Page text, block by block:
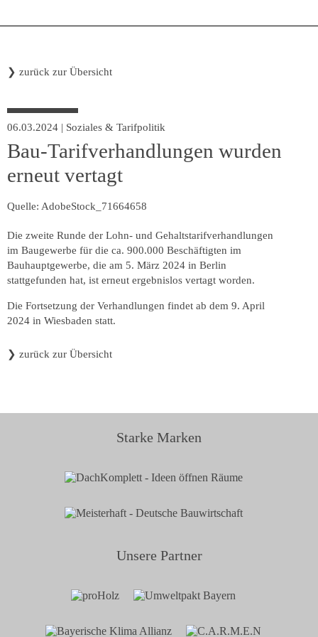
❯ zurück zur Übersicht
06.03.2024 | Soziales & Tarifpolitik
Bau-Tarifverhandlungen wurden
erneut vertagt
Quelle: AdobeStock_71664658
Die zweite Runde der Lohn- und Gehaltstarifverhandlungen
im Baugewerbe für die ca. 900.000 Beschäftigten im
Bauhauptgewerbe, die am 5. März 2024 in Berlin
stattgefunden hat, ist erneut ergebnislos vertagt worden.
Die Fortsetzung der Verhandlungen findet ab dem 9. April
2024 in Wiesbaden statt.
❯ zurück zur Übersicht
Starke Marken
Unsere Partner